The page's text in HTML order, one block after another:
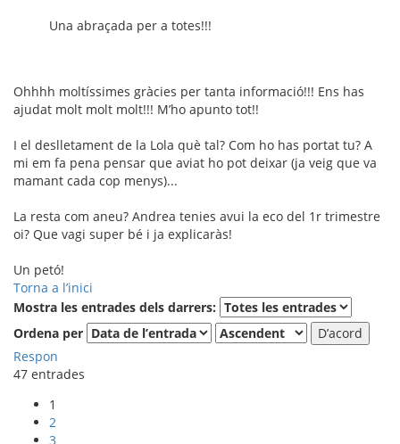
Una abraçada per a totes!!!
Ohhhh moltíssimes gràcies per tanta informació!!! Ens has
ajudat molt molt molt!!! M’ho apunto tot!!
I el deslletament de la Lola què tal? Com ho has portat tu? A
mi em fa pena pensar que aviat ho pot deixar (ja veig que va
mamant cada cop menys)...
La resta com aneu? Andrea tenies avui la eco del 1r trimestre
oi? Que vagi super bé i ja explicaràs!
Un petó!
Torna a l’inici
Mostra les entrades dels darrers:
Ordena per
Respon
47 entrades
1
2
3